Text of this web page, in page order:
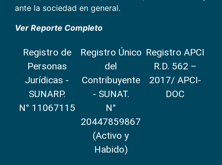
ante la sociedad en general.
Ver Reporte Completo
Registro de
Personas
Jurídicas -
SUNARP.
N° 11067115
Registro Único
del
Contribuyente
- SUNAT.
N°
20447859867
(Activo y
Habido)
Registro APCI
R.D. 562 –
2017/ APCI-
DOC